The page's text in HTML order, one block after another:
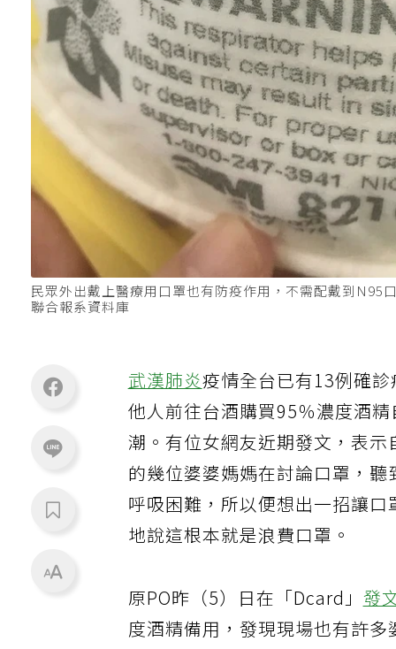
民眾外出戴上醫療用口罩也有防疫作用，不需配戴到N95
聯合報系資料庫
武漢肺炎疫情全台已有13例確
他人前往台酒購買95％濃度酒
潮。有位女網友近期發文，表
的幾位婆婆媽媽在討論口罩，
呼吸困難，所以便想出一招讓
地說這根本就是浪費口罩。
原PO昨（5）日在「Dcard」發
度酒精備用，發現現場也有許